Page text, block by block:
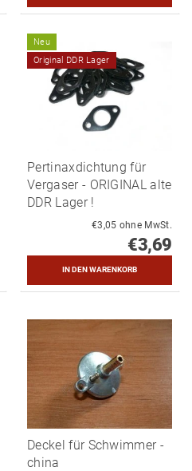
Neu
Original DDR Lager
Pertinaxdichtung für
Vergaser - ORIGINAL alte
DDR Lager !
€3,05 ohne MwSt.
€3,69
Deckel für Schwimmer -
china